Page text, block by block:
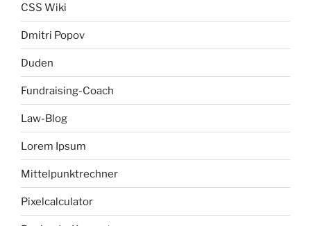
CSS Wiki
Dmitri Popov
Duden
Fundraising-Coach
Law-Blog
Lorem Ipsum
Mittelpunktrechner
Pixelcalculator